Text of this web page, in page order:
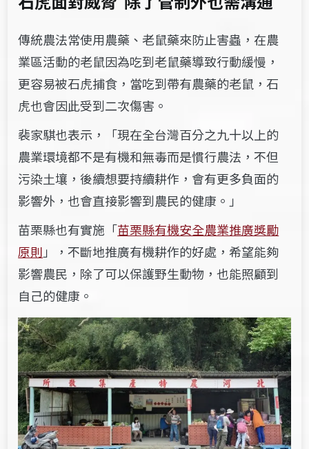
傳統農法常使用農藥、老鼠藥來防止害蟲，在農
業區活動的老鼠因為吃到老鼠藥導致行動緩慢，
更容易被石虎捕食，當吃到帶有農藥的老鼠，石
虎也會因此受到二次傷害。
裴家騏也表示，「現在全台灣百分之九十以上的
農業環境都不是有機和無毒而是慣行農法，不但
污染土壤，後續想要持續耕作，會有更多負面的
影響外，也會直接影響到農民的健康。」
苗栗縣也有實施「苗栗縣有機安全農業推廣獎勵
原則 」，不斷地推廣有機耕作的好處，希望能夠
影響農民，除了可以保護野生動物，也能照顧到
自己的健康。